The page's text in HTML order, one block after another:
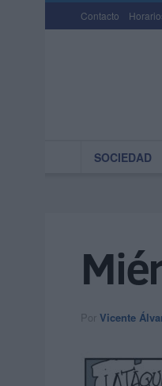
Contacto
SOCIEDAD
Por Vicente